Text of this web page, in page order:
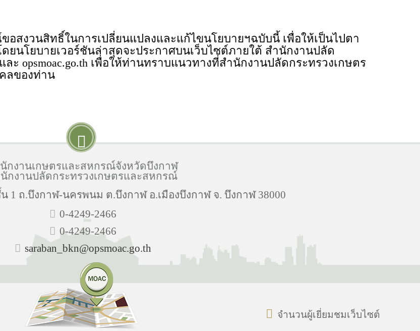
สงวนสิทธิ์ในการเปลี่ยนแปลงและแก้ไขนโยบายฯฉบับนี้ เพื่อให้เป็นไปตา
ยนโยบายเวอร์ชันล่าสุดจะประกาศบนเว็บไซต์ภายใต้ สำนักงานปลัด
ะ opsmoac.go.th เพื่อให้ท่านทราบแนวทางที่สำนักงานปลัดกระทรวงเกษตร
ลของท่าน
กงานเกษตรและสหกรณ์จังหวัดบึงกาฬ
กงานปลัดกระทรวงเกษตรและสหกรณ์
1 ถ.บึงกาฬ-นครพนม ต.บึงกาฬ อ.เมืองบึงกาฬ จ. บึงกาฬ 38000
0-4249-2466
0-4249-2466
saraban_bkn@opsmoac.go.th
จำนวนผู้เยี่ยมชมเว็บไซต์